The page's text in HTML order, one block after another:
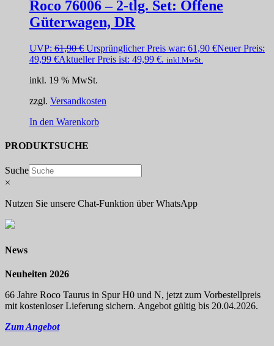
Roco 76006 – 2-tlg. Set: Offene
Güterwagen, DR
UVP: 61,90€ Ursprünglicher Preis war: 61,90 €Neuer Preis:
49,99 €Aktueller Preis ist: 49,99 €. inkl.MwSt.
inkl. 19 % MwSt.
zzgl. Versandkosten
In den Warenkorb
PRODUKTSUCHE
Suche
×
Nutzen Sie unsere Chat-Funktion über WhatsApp
News
Neuheiten 2026
66 Jahre Roco Taurus in Spur H0 und N, jetzt zum Vorbestellpreis
mit kostenloser Lieferung sichern. Angebot gültig bis 20.04.2026.
Zum Angebot